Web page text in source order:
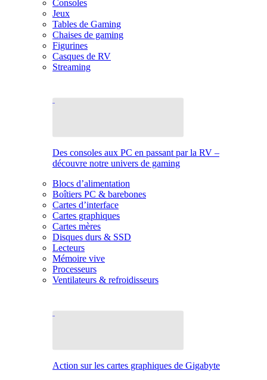
Consoles
Jeux
Tables de Gaming
Chaises de gaming
Figurines
Casques de RV
Streaming
Des consoles aux PC en passant par la RV –
découvre notre univers de gaming
Blocs d’alimentation
Boîtiers PC & barebones
Cartes d’interface
Cartes graphiques
Cartes mères
Disques durs & SSD
Lecteurs
Mémoire vive
Processeurs
Ventilateurs & refroidisseurs
Action sur les cartes graphiques de Gigabyte